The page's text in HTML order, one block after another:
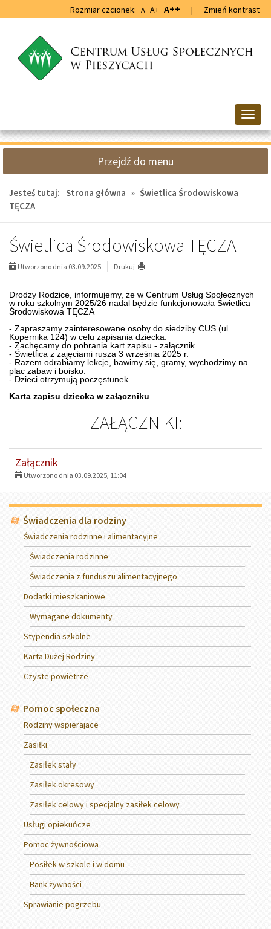
do
do
Rozmiar czcionek: A A+ A++ | Zmień kontrast
Przejdź do menu
Jesteś tutaj: Strona główna » Świetlica Środowiskowa
TĘCZA
Świetlica Środowiskowa TĘCZA
Utworzono dnia 03.09.2025 Drukuj
Drodzy Rodzice, informujemy, że w Centrum Usług Społecznych
w roku szkolnym 2025/26 nadal będzie funkcjonowała Świetlica
Środowiskowa TĘCZA
- Zapraszamy zainteresowane osoby do siedziby CUS (ul.
Kopernika 124) w celu zapisania dziecka.
- Zachęcamy do pobrania kart zapisu - załącznik.
- Świetlica z zajęciami rusza 3 września 2025 r.
- Razem odrabiamy lekcje, bawimy się, gramy, wychodzimy na
plac zabaw i boisko.
- Dzieci otrzymują poczęstunek.
Karta zapisu dziecka w załączniku
ZAŁĄCZNIKI:
Załącznik
Utworzono dnia 03.09.2025, 11:04
Menu
Świadczenia dla rodziny
Świadczenia rodzinne i alimentacyjne
Świadczenia rodzinne
Świadczenia z funduszu alimentacyjnego
Dodatki mieszkaniowe
Wymagane dokumenty
Stypendia szkolne
Karta Dużej Rodziny
Czyste powietrze
Pomoc społeczna
Rodziny wspierające
Zasiłki
Zasiłek stały
Zasiłek okresowy
Zasiłek celowy i specjalny zasiłek celowy
Usługi opiekuńcze
Pomoc żywnościowa
Posiłek w szkole i w domu
Bank żywności
Sprawianie pogrzebu